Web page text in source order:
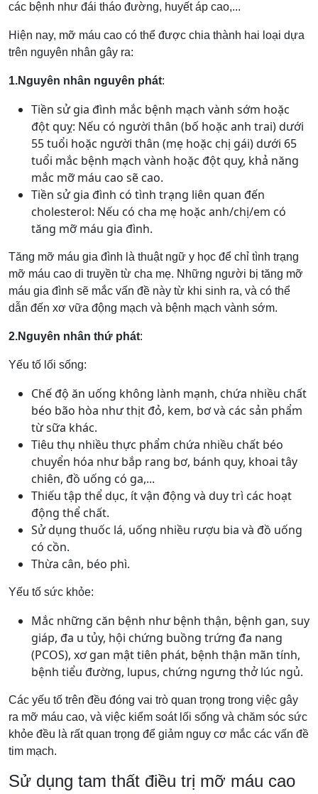
các bệnh như đái tháo đường, huyết áp cao,...
Hiện nay, mỡ máu cao có thể được chia thành hai loại dựa
trên nguyên nhân gây ra:
1.Nguyên nhân nguyên phát:
Tiền sử gia đình mắc bệnh mạch vành sớm hoặc
đột quỵ: Nếu có người thân (bố hoặc anh trai) dưới
55 tuổi hoặc người thân (mẹ hoặc chị gái) dưới 65
tuổi mắc bệnh mạch vành hoặc đột quỵ, khả năng
mắc mỡ máu cao sẽ cao.
Tiền sử gia đình có tình trạng liên quan đến
cholesterol: Nếu có cha mẹ hoặc anh/chị/em có
tăng mỡ máu gia đình.
Tăng mỡ máu gia đình là thuật ngữ y học để chỉ tình trạng
mỡ máu cao di truyền từ cha mẹ. Những người bị tăng mỡ
máu gia đình sẽ mắc vấn đề này từ khi sinh ra, và có thể
dẫn đến xơ vữa động mạch và bệnh mạch vành sớm.
2.Nguyên nhân thứ phát:
Yếu tố lối sống:
Chế độ ăn uống không lành mạnh, chứa nhiều chất
béo bão hòa như thịt đỏ, kem, bơ và các sản phẩm
từ sữa khác.
Tiêu thụ nhiều thực phẩm chứa nhiều chất béo
chuyển hóa như bắp rang bơ, bánh quy, khoai tây
chiên, đồ uống có ga,...
Thiếu tập thể dục, ít vận động và duy trì các hoạt
động thể chất.
Sử dụng thuốc lá, uống nhiều rượu bia và đồ uống
có cồn.
Thừa cân, béo phì.
Yếu tố sức khỏe:
Mắc những căn bệnh như bệnh thận, bệnh gan, suy
giáp, đa u tủy, hội chứng buồng trứng đa nang
(PCOS), xơ gan mật tiên phát, bệnh thận mãn tính,
bệnh tiểu đường, lupus, chứng ngưng thở lúc ngủ.
Các yếu tố trên đều đóng vai trò quan trọng trong việc gây
ra mỡ máu cao, và việc kiểm soát lối sống và chăm sóc sức
khỏe đều là rất quan trọng để giảm nguy cơ mắc các vấn đề
tim mạch.
Sử dụng tam thất điều trị mỡ máu cao